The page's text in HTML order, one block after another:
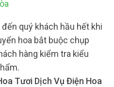
quý khách hầu hết khi
hoa bắt buộc chụp
hàng kiểm tra kiểu
Tươi Dịch Vụ Điện Hoa